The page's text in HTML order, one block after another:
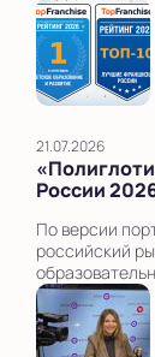
21.07.2026
России
По версии
российский